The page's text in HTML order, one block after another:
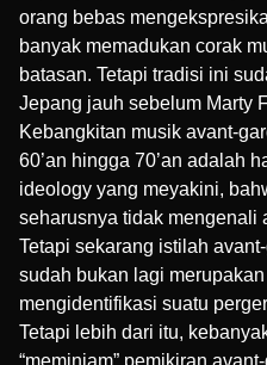
orang bebas
banyak memadukan corak
batasan. Tetapi tradisi ini
Jepang jauh sebelum Marty
Kebangkitan musik avant-
60’an hingga 70’an adalah
ideology yang meyakini,
seharusnya tidak mengenali
Tetapi sekarang istilah
sudah bukan lagi
mengidentifikasi suatu
Tetapi lebih dari itu,
“meminjam” pemikiran